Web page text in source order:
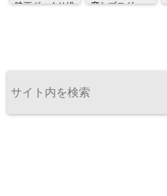
映画ざっくり総
変なブログ